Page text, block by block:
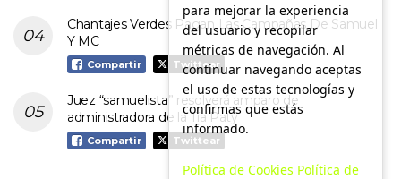
Chantajes Verdes Pagan Las Campañas De Samuel
Y MC
Compartir Twittear
Juez “samuelista” resolverá amparo de
administradora de la Tía Paty
Compartir Twittear
para mejorar la experiencia
del usuario y recopilar
métricas de navegación. Al
continuar navegando aceptas
el uso de estas tecnologías y
confirmas que estás
informado.
Política de Cookies Política de